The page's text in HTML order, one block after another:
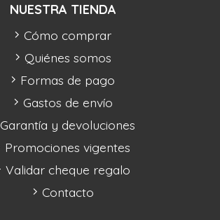
NUESTRA TIENDA
Cómo comprar
Quiénes somos
Formas de pago
Gastos de envío
Garantía y devoluciones
Promociones vigentes
Validar cheque regalo
Contacto